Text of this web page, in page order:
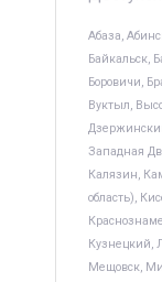
Абаза,
Байкальск,
Боровичи,
Вуктыл,
Западная
Калязин,
область),
Кузнецкий,
Мещовск,